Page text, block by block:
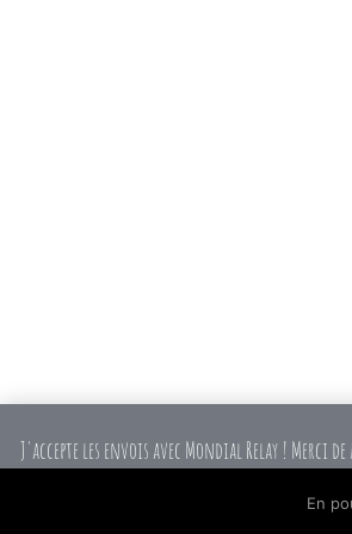
J'accepte les envois avec Mondial Relay ! Merci
En